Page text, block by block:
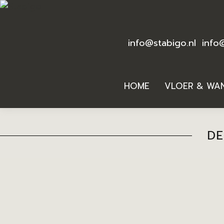
info@stabigo.nl
HOME VLOER &